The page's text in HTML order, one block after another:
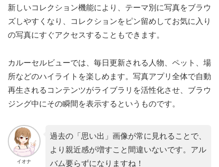
新しいコレクション機能により、テーマ別に写真をブラウ
ズしやすくなり、コレクションをピン留めしてお気に入り
の写真にすぐアクセスすることもできます。
カルーセルビューでは、毎日更新される人物、ペット、場
所などのハイライトを楽しめます。写真アプリ全体で自動
再生されるコンテンツがライブラリを活性化させ、 ブラウ
ジング中にその瞬間を表示するというものです。
イオナ
過去の「思い出」画像が常に見れることで、
より親近感が増すこと間違いないです。アル
バム要らずになりますね！